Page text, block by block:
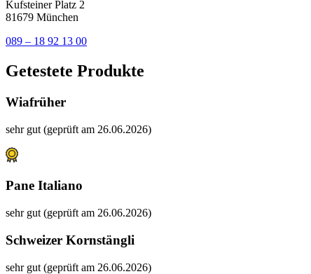
Kufsteiner Platz 2
81679 München
089 – 18 92 13 00
Getestete Produkte
Wiafrüher
sehr gut (geprüft am 26.06.2026)
Pane Italiano
sehr gut (geprüft am 26.06.2026)
Schweizer Kornstängli
sehr gut (geprüft am 26.06.2026)